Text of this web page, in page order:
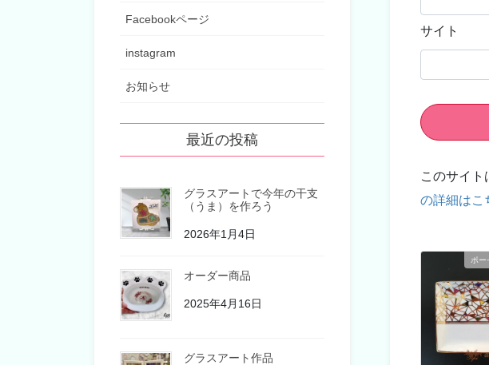
サイト
このサイト
の詳細はこ
ポー
Facebookページ
instagram
お知らせ
最近の投稿
グラスアートで今年の干支
（うま）を作ろう
2026年1月4日
オーダー商品
2025年4月16日
グラスアート作品